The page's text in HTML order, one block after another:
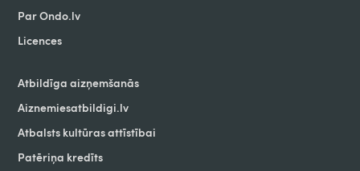
Par Ondo.lv
Licences
Atbildīga aizņemšanās
Aiznemiesatbildigi.lv
Atbalsts kultūras attīstībai
Patēriņa kredīts